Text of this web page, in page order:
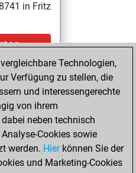
in Fritz
2022
account
Fritz
10, 2021
1
Technologien,
Verfügung zu stellen, die
und interessengerechte
von ihrem
neben technisch
Cookies sowie
werden. Hierkönnen Sie der
und Marketing-Cookies